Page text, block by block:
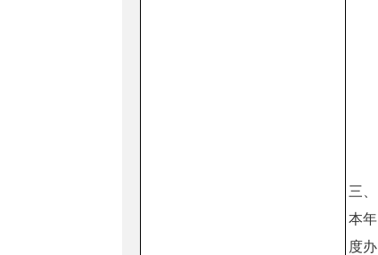
三、
本年
度办